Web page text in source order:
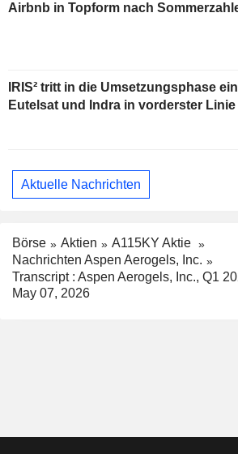
Airbnb in Topform nach
IRIS² tritt in die Umsetzungsphase
Eutelsat und Indra in vorderster Linie
Aktuelle Nachrichten
Börse Aktien
A115KY Aktie
Nachrichten Aspen Aerogels, Inc.
Transcript : Aspen Aerogels, Inc., Q1
May 07, 2026